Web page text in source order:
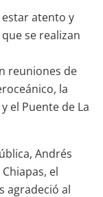
atento y
se realizan
reuniones de
la
el Puente de La
Andrés
el
agradeció al